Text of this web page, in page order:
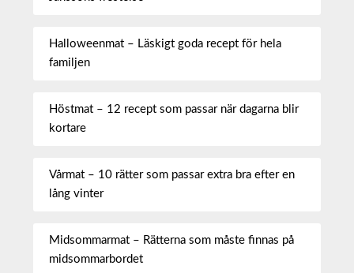
Halloweenmat – Läskigt goda recept för hela
familjen
Höstmat – 12 recept som passar när dagarna blir
kortare
Vårmat – 10 rätter som passar extra bra efter en
lång vinter
Midsommarmat – Rätterna som måste finnas på
midsommarbordet